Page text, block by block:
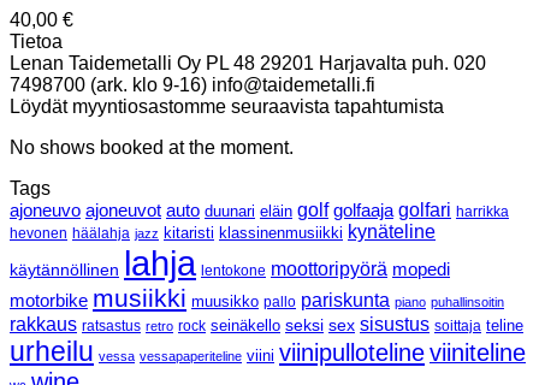
40,00 €
Tietoa
Lenan Taidemetalli Oy PL 48 29201 Harjavalta puh. 020
7498700 (ark. klo 9-16) info@taidemetalli.fi
Löydät myyntiosastomme seuraavista tapahtumista
No shows booked at the moment.
Tags
ajoneuvo ajoneuvot auto duunari eläin golf golfaaja golfari harrikka
hevonen häälahja jazz kitaristi klassinenmusiikki kynäteline
käytännöllinen lahja lentokone moottoripyörä mopedi
motorbike musiikki muusikko pallo pariskunta piano puhallinsoitin
rakkaus ratsastus retro rock seinäkello seksi sex sisustus soittaja teline
urheilu vessa vessapaperiteline viini viinipullotelineviiniteline